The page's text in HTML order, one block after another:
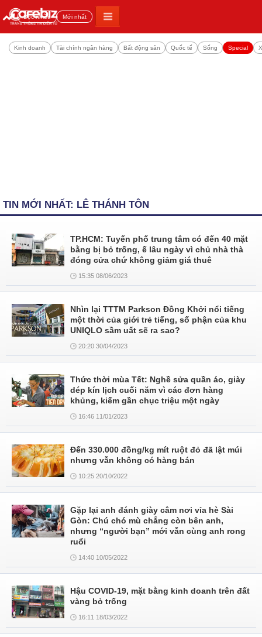
Đọc nhiều Mới nhất
Kinh doanh Tài chính ngân hàng Bất động sản Quốc tế Sống Special
TIN MỚI NHẤT: LÊ THÁNH TÔN
TP.HCM: Tuyến phố trung tâm có đến 40 mặt
bằng bị bỏ trống, ế lâu ngày vì chủ nhà thà
đóng cửa chứ không giảm giá thuê
15:35 08/06/2023
Nhìn lại TTTM Parkson Đồng Khởi nổi tiếng
một thời của giới trẻ tiếng, số phận của khu
UNIQLO sầm uất sẽ ra sao?
20:20 30/04/2023
Thức thời mùa Tết: Nghề sửa quần áo, giày
dép kín lịch cuối năm vì các đơn hàng
khủng, kiếm gần chục triệu một ngày
16:46 11/01/2023
Đến 330.000 đồng/kg mít ruột đỏ đã lật múi
nhưng vẫn không có hàng bán
10:25 20/10/2022
Gặp lại anh đánh giày câm nơi vỉa hè Sài
Gòn: Chú chó mù chẳng còn bên anh,
nhưng “người bạn” mới vẫn cùng anh rong
ruổi
14:40 10/05/2022
Hậu COVID-19, mặt bằng kinh doanh trên đất
vàng bỏ trống
16:11 18/03/2022